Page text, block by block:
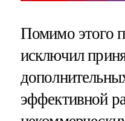
Помимо этого
исключил
эффективной